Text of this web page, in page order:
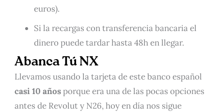
euros).
Si la recargas con transferencia bancaria el
dinero puede tardar hasta 48h en llegar.
Abanca Tú NX
Llevamos usando la tarjeta de este banco español
casi 10 añosporque era una de las pocas opciones
antes de Revolut y N26, hoy en día nos sigue